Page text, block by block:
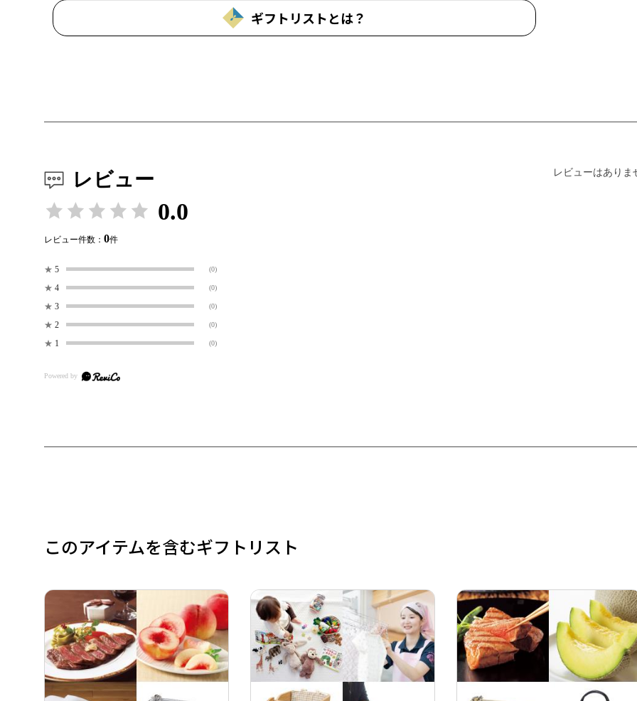
ギフトリストとは？
レビュー
0.0
レビュー件数： 0件
★ 5 (0)
★ 4 (0)
★ 3 (0)
★ 2 (0)
★ 1 (0)
レビューはありま
このアイテムを含むギフトリスト